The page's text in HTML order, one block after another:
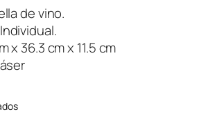
de vino.
x 36.3 cm x 11.5 cm